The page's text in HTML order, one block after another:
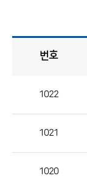
론
번호
1022
1021
1020